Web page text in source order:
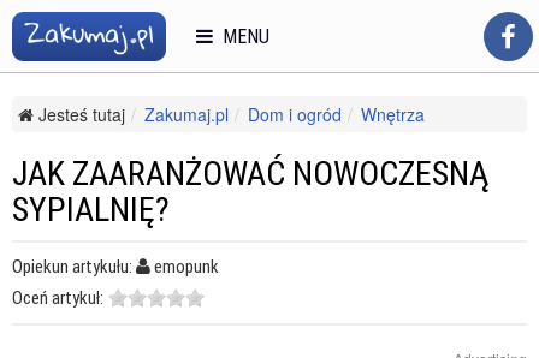
Jesteś tutaj Zakumaj.pl Dom i ogród
Wnętrza
JAK ZAARANŻOWAĆ NOWOCZESNĄ
SYPIALNIĘ?
Opiekun artykułu:
emopunk
Oceń artykuł:
MENU